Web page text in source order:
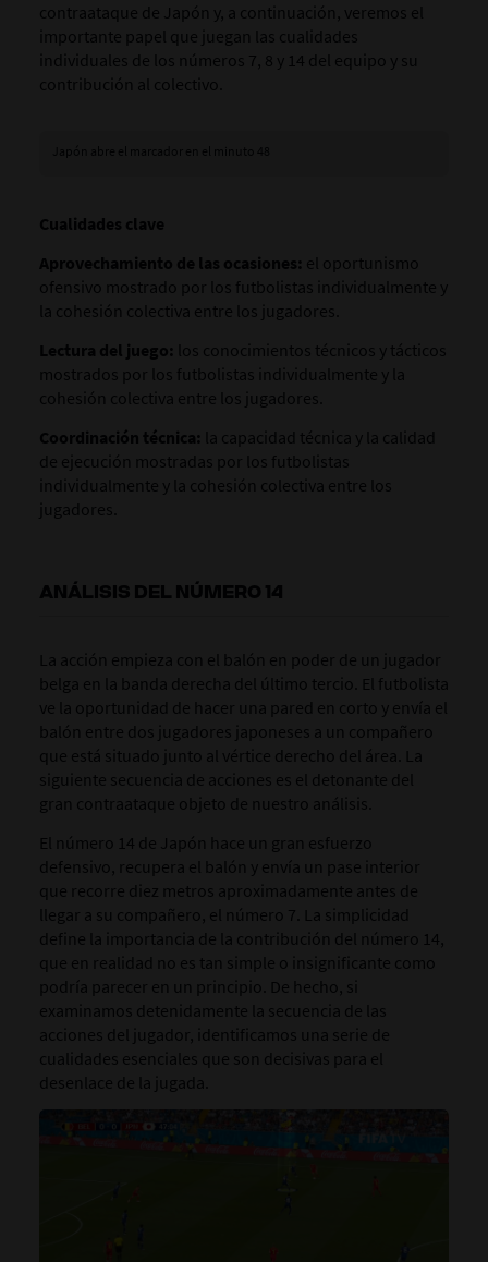
contraataque de Japón y, a continuación, veremos el
importante papel que juegan las cualidades
individuales de los números 7, 8 y 14 del equipo y su
contribución al colectivo.
Cualidades clave
Aprovechamiento de las ocasiones: el oportunismo
ofensivo mostrado por los futbolistas individualmente y
la cohesión colectiva entre los jugadores.
Lectura del juego: los conocimientos técnicos y tácticos
mostrados por los futbolistas individualmente y la
cohesión colectiva entre los jugadores.
Coordinación técnica: la capacidad técnica y la calidad
de ejecución mostradas por los futbolistas
individualmente y la cohesión colectiva entre los
jugadores.
ANÁLISIS DEL NÚMERO 14
La acción empieza con el balón en poder de un jugador
belga en la banda derecha del último tercio. El futbolista
ve la oportunidad de hacer una pared en corto y envía el
balón entre dos jugadores japoneses a un compañero
que está situado junto al vértice derecho del área. La
siguiente secuencia de acciones es el detonante del
gran contraataque objeto de nuestro análisis.
El número 14 de Japón hace un gran esfuerzo
defensivo, recupera el balón y envía un pase interior
que recorre diez metros aproximadamente antes de
llegar a su compañero, el número 7. La simplicidad
define la importancia de la contribución del número 14,
que en realidad no es tan simple o insignificante como
podría parecer en un principio. De hecho, si
examinamos detenidamente la secuencia de las
acciones del jugador, identificamos una serie de
cualidades esenciales que son decisivas para el
desenlace de la jugada.